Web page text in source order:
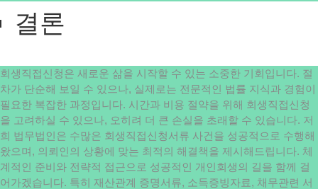
결론
회생직접신청은 새로운 삶을 시작할 수 있는 소중한 기회입니다. 절
차가 단순해 보일 수 있으나, 실제로는 전문적인 법률 지식과 경험이
필요한 복잡한 과정입니다. 시간과 비용 절약을 위해 회생직접신청
을 고려하실 수 있으나, 오히려 더 큰 손실을 초래할 수 있습니다. 저
희 법무법인은 수많은 회생직접신청서류 사건을 성공적으로 수행해
왔으며, 의뢰인의 상황에 맞는 최적의 해결책을 제시해드립니다. 체
계적인 준비와 전략적 접근으로 성공적인 개인회생의 길을 함께 걸
어가겠습니다. 특히 재산관계 증명서류, 소득증빙자료, 채무관련 서